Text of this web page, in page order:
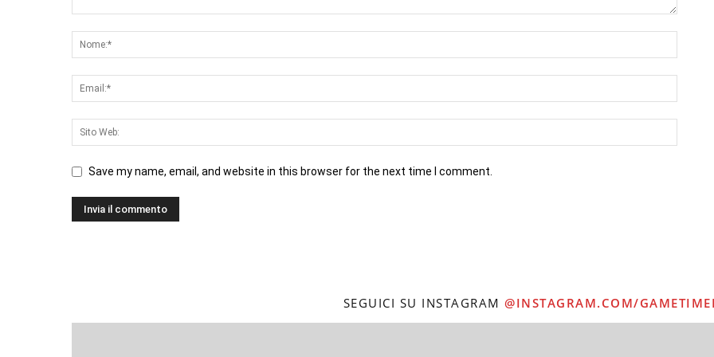
Save my name, email, and website in this browser for the next time I comment.
SEGUICI SU INSTAGRAM @INSTAGRAM.COM/